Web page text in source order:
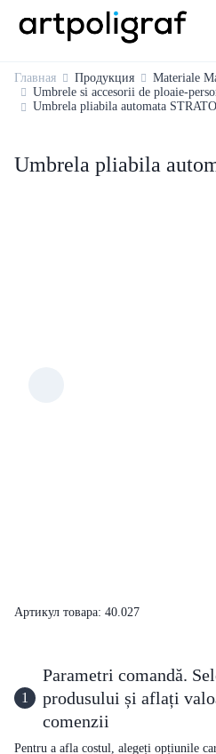
Главная Продукция
Materiale
Umbrele si accesorii de ploaie-
Umbrela pliabila automata STRATO
Umbrela pliabila
Артикул товара: 40.027
1
Parametri comandă.
produsului și aflați
comenzii
Pentru a afla costul, alegeți opțiunile